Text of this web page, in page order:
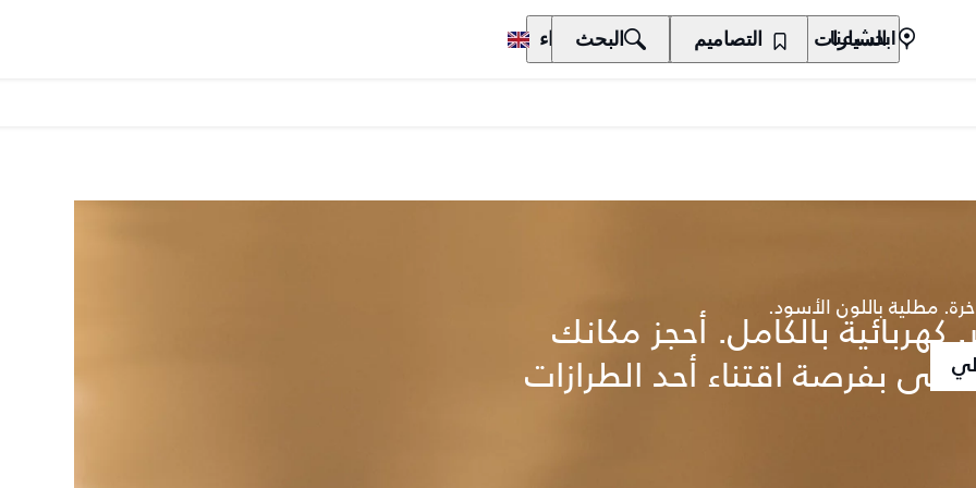
السيارات المالكون الاكتشاف الشراء ابحث عنا التصاميم البحث
مطلية باللون الأسود.بالكامل. أحجز مكانك
بفرصة اقتناء أحد الطرازات